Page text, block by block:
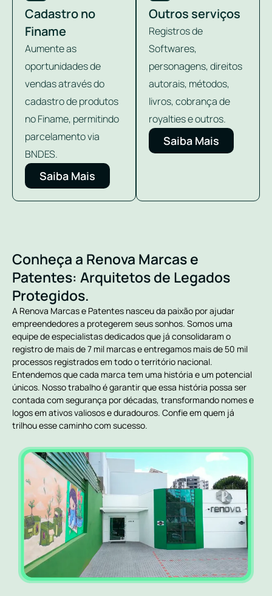
Cadastro no
Finame
Aumente as
oportunidades de
vendas através do
cadastro de produtos
no Finame, permitindo
parcelamento via
BNDES.
Saiba Mais
Outros serviços
Registros de
Softwares,
personagens, direitos
autorais, métodos,
livros, cobrança de
royalties e outros.
Saiba Mais
Conheça a Renova Marcas e
Patentes: Arquitetos de Legados
Protegidos.
A Renova Marcas e Patentes nasceu da paixão por ajudar
empreendedores a protegerem seus sonhos. Somos uma
equipe de especialistas dedicados que já consolidaram o
registro de mais de 7 mil marcas e entregamos mais de 50 mil
processos registrados em todo o território nacional.
Entendemos que cada marca tem uma história e um potencial
únicos. Nosso trabalho é garantir que essa história possa ser
contada com segurança por décadas, transformando nomes e
logos em ativos valiosos e duradouros. Confie em quem já
trilhou esse caminho com sucesso.